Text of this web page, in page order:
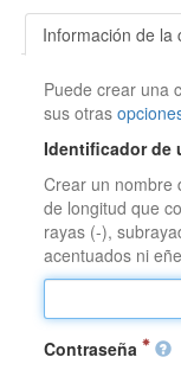
Información de la
Puede crear una
sus otras
Identificador de
Crear un nombre
de longitud que
rayas (-),
acentuados ni
Contraseña